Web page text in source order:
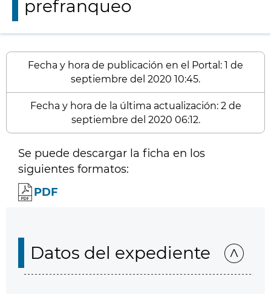
prefranqueo
Fecha y hora de publicación en el Portal: 1 de
septiembre del 2020 10:45.
Fecha y hora de la última actualización: 2 de
septiembre del 2020 06:12.
Se puede descargar la ficha en los
siguientes formatos:
PDF
Datos del expediente